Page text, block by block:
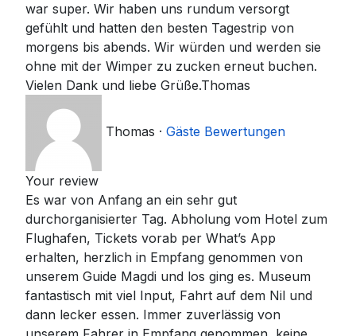
war super. Wir haben uns rundum versorgt
gefühlt und hatten den besten Tagestrip von
morgens bis abends. Wir würden und werden sie
ohne mit der Wimper zu zucken erneut buchen.
Vielen Dank und liebe Grüße.Thomas
Thomas · Gäste Bewertungen
Your review
Es war von Anfang an ein sehr gut
durchorganisierter Tag. Abholung vom Hotel zum
Flughafen, Tickets vorab per What’s App
erhalten, herzlich in Empfang genommen von
unserem Guide Magdi und los ging es. Museum
fantastisch mit viel Input, Fahrt auf dem Nil und
dann lecker essen. Immer zuverlässig von